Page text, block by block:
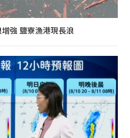
強 鹽寮漁港現長浪